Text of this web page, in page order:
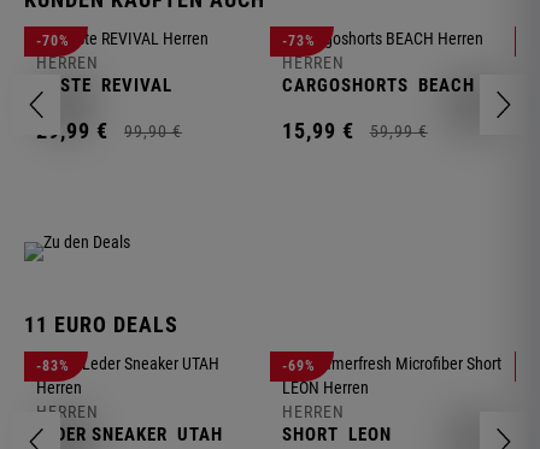
-70%
HERREN
WESTE REVIVAL
29,99 € 99,90 €
-73%
HERREN
CARGOSHORTS BEACH
15,99 € 59,99 €
11 EURO DEALS
-83%
HERREN
LEDER SNEAKER UTAH
-69%
HERREN
SHORT LEON